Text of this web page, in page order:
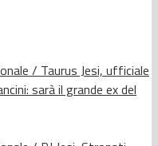
/ Taurus Jesi, ufficiale
sarà il grande ex del